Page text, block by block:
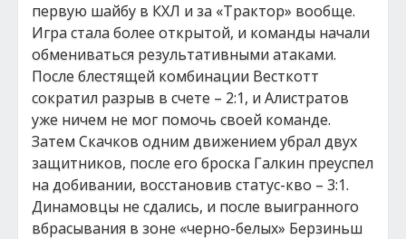
первую шайбу в КХЛ и за «Трактор» вообще.
Игра стала более открытой, и команды начали
обмениваться результативными атаками.
После блестящей комбинации Весткотт
сократил разрыв в счете – 2:1, и Алистратов
уже ничем не мог помочь своей команде.
Затем Скачков одним движением убрал двух
защитников, после его броска Галкин преуспел
на добивании, восстановив статус-кво – 3:1.
Динамовцы не сдались, и после выигранного
вбрасывания в зоне «черно-белых» Берзиньш